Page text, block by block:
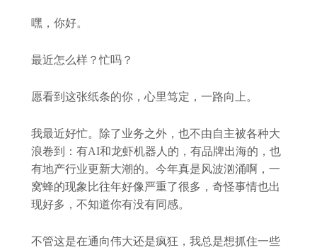
嘿，你好。
最近怎么样？忙吗？
愿看到这张纸条的你，心里笃定，一路向上。
我最近好忙。除了业务之外，也不由自主被各种大
浪卷到：有AI和龙虾机器人的，有品牌出海的，也
有地产行业更新大潮的。今年真是风波汹涌啊，一
窝蜂的现象比往年好像严重了很多，奇怪事情也出
现好多，不知道你有没有同感。
不管这是在通向伟大还是疯狂，我总是想抓住一些